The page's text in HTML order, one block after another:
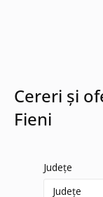
Cereri și
Fieni
Județe